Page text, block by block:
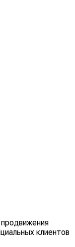
клиентов